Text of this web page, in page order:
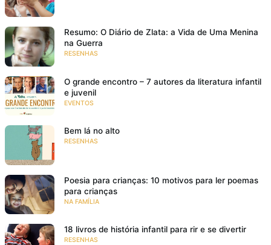
Resumo: O Diário de Zlata: a Vida de Uma Menina
na Guerra
RESENHAS
O grande encontro – 7 autores da literatura infantil
e juvenil
EVENTOS
Bem lá no alto
RESENHAS
Poesia para crianças: 10 motivos para ler poemas
para crianças
NA FAMÍLIA
18 livros de história infantil para rir e se divertir
RESENHAS